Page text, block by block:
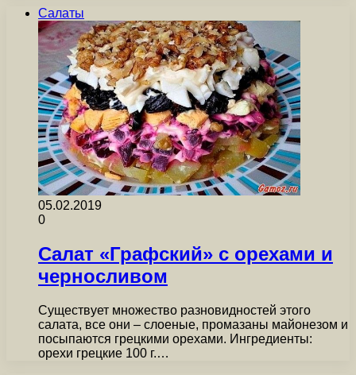
Салаты
05.02.2019
0
Салат «Графский» с орехами и
черносливом
Существует множество разновидностей этого
салата, все они – слоеные, промазаны майонезом и
посыпаются грецкими орехами. Ингредиенты:
орехи грецкие 100 г.…